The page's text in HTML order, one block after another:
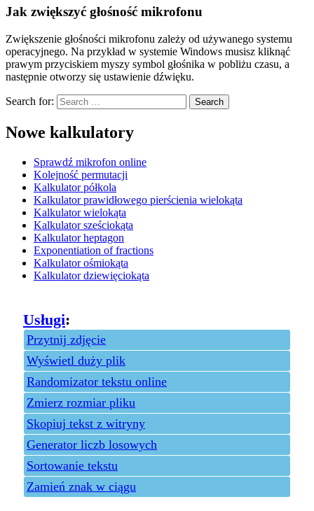
Jak zwiększyć głośność mikrofonu
Zwiększenie głośności mikrofonu zależy od używanego systemu
operacyjnego. Na przykład w systemie Windows musisz kliknąć
prawym przyciskiem myszy symbol głośnika w pobliżu czasu, a
następnie otworzy się ustawienie dźwięku.
Search for:
Nowe kalkulatory
Sprawdź mikrofon online
Kolejność permutacji
Kalkulator półkola
Kalkulator prawidłowego pierścienia wielokąta
Kalkulator wielokąta
Kalkulator sześciokąta
Kalkulator heptagon
Exponentiation of fractions
Kalkulator ośmiokąta
Kalkulator dziewięciokąta
Usługi:
Przytnij zdjęcie
Wyświetl duży plik
Randomizator tekstu online
Zmierz rozmiar pliku
Skopiuj tekst z witryny
Generator liczb losowych
Sortowanie tekstu
Zamień znak w ciągu